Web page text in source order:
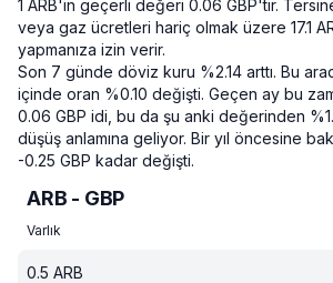
1 ARB'in geçerli değeri 0.06 GBP'tır.
veya gaz ücretleri hariç olmak üzere 17.1
yapmanıza izin verir.
Son 7 günde döviz kuru %2.14 arttı. Bu
içinde oran %0.10 değişti. Geçen ay bu
0.06 GBP idi, bu da şu anki değerinden
düşüş anlamına geliyor. Bir yıl öncesine
-0.25 GBP kadar değişti.
ARB - GBP
Varlık
0.5 ARB